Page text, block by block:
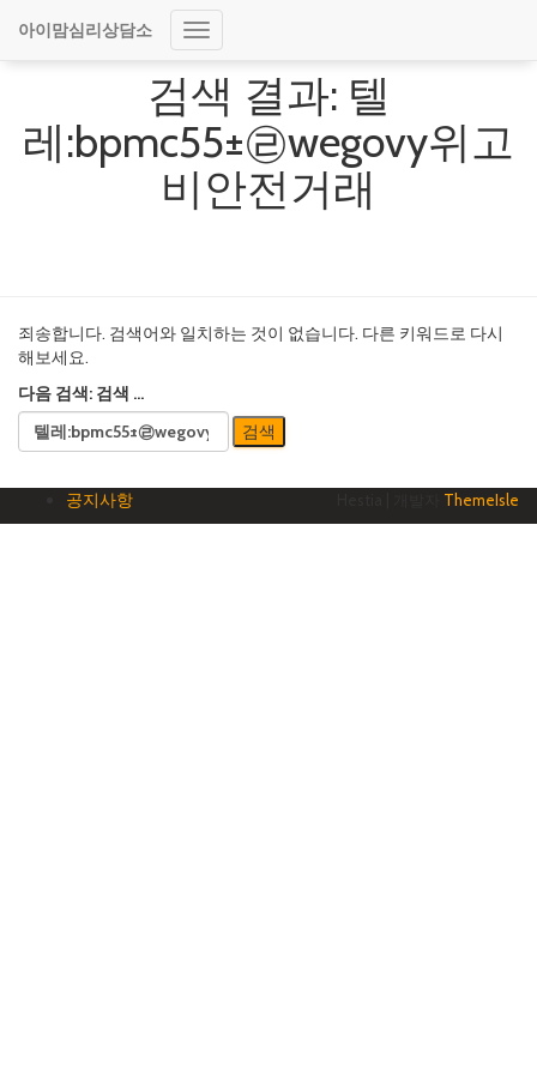
아이맘심리상담소
내
게
션
토
글
검색 결과: 텔
레:bpmc55±㉣wegovy위고
비안전거래
죄송합니다. 검색어와 일치하는 것이 없습니다. 다른 키워드로 다시
해보세요.
다음 검색: 검색 …
공지사항 ThemeIsle